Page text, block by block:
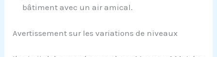
bâtiment avec un air amical.
Avertissement sur les variations de niveaux